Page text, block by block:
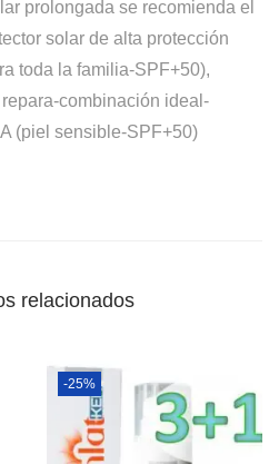
prolongada se recomienda el
solar de alta protección
toda la familia-SPF+50),
combinación ideal-
(piel sensible-SPF+50)
relacionados
-25%